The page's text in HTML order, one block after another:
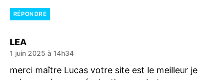
RÉPONDRE
LEAdit :
1 juin 2025 à 14h34
merci maître Lucas votre site est le meilleur je